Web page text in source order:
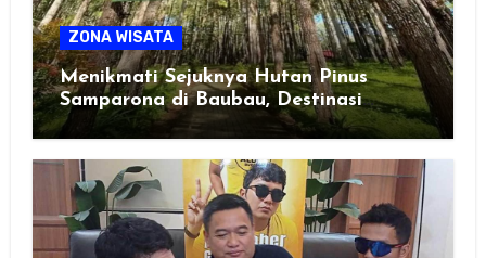
ZONA WISATA
Menikmati Sejuknya Hutan Pinus
Samparona di Baubau, Destinasi
Healing Favorit!